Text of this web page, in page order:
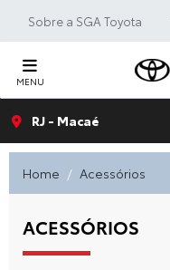
Sobre a SGA Toyota
MENU
RJ - Macaé
Home Acessórios
ACESSÓRIOS